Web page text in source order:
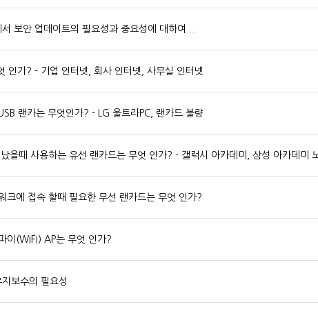
보안 업데이트의 필요성과 중요성에 대하여...
인가? - 기업 인터넷, 회사 인터넷, 사무실 인터넷
랜카는 무엇인가? - LG 울트라PC, 랜카드 불량
을때 사용하는 유선 랜카드는 무엇 인가? - 갤럭시 아카데미, 삼성 아카데미
크에 접속 할때 필요한 무선 랜카드는 무엇 인가?
이(WIFI) AP는 무엇 인가?
보수의 필요성